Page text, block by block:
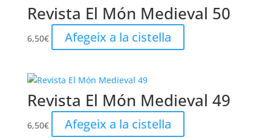
Revista El Món Medieval 50
6,50€ Afegeix a la cistella
Revista El Món Medieval 49
6,50€ Afegeix a la cistella